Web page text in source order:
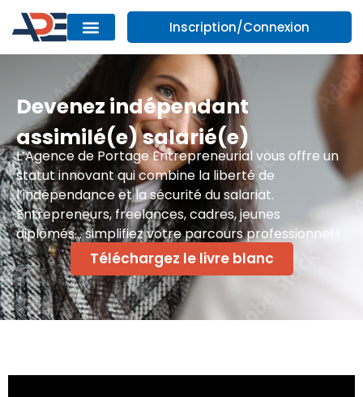
Inscription/Connexion
Devenez indépendant
assimilé(e) salarié(e)
L’Agence de Portage Entrepreneurial vous offre un
statut innovant qui combine la liberté de
l’indépendance et la sécurité du salariat.
Entrepreneurs, freelances, cadres, jeunes
diplômés… simplifiez votre parcours professionnel !
Téléchargez le livre blanc